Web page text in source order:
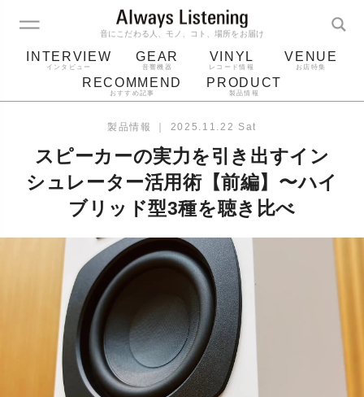
音にこだわる人、モノ、コト、場所をお届け
INTERVIEW
インタビュー
GEAR
音響機器
VINYL
レコード情報
VENUE
お店特集
RECOMMEND
おすすめ記事
PRODUCT
製品情報
ジャケット bluetooth アルバム
レコード針
製品情報 ｜ 2025.11.22 Sat
スピーカーの実力を引き出すイン
シュレーター活用術【前編】〜ハイ
ブリッド型3種を聴き比べ